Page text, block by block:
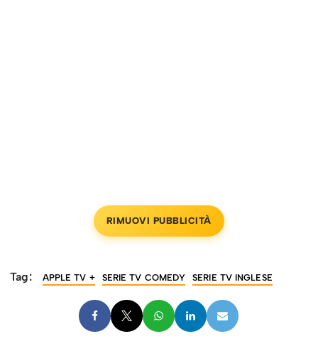
RIMUOVI PUBBLICITÀ
Tag: APPLE TV + SERIE TV COMEDY SERIE TV INGLESE